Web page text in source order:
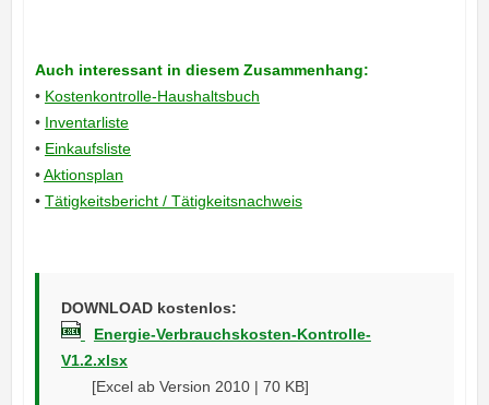
Auch interessant in diesem Zusammenhang:
• Kostenkontrolle-Haushaltsbuch
• Inventarliste
• Einkaufsliste
•Aktionsplan
• Tätigkeitsbericht / Tätigkeitsnachweis
DOWNLOAD kostenlos:
Energie-Verbrauchskosten-Kontrolle-
V1.2.xlsx
[Excel ab Version 2010 | 70 KB]